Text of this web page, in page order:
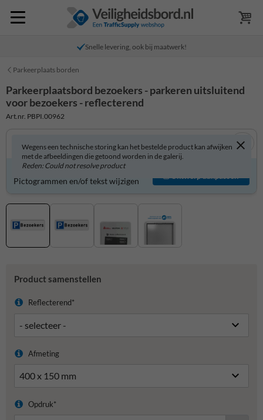
Snelle levering, ook bij maatwerk!
Parkeerplaats borden
Parkeerplaatsbord bezoekers - parkeren uitsluitend
voor bezoekers - reflecterend
Art.nr. PBPI.00962
Wegens een technische storing kan het bestelde product kan afwijken
met de afbeeldingen die getoond worden in de galerij.
Reden: Could not resolve product
Parkeerplaatsbord zelf aanpassen?
Pictogrammen en/of tekst wijzigen
Ontwerp aanpassen
Product samenstellen
Reflecterend*
Afmeting
Opdruk*